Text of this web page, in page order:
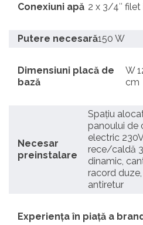
Conexiuni apă 2 x 3/4″ filet
Putere necesară150 W
Dimensiuni placă de
bază
W
cm
Necesar
preinstalare
Spațiu
panoului de
electric
rece/caldă
dinamic,
racord
antiretur
Experiența în piață a